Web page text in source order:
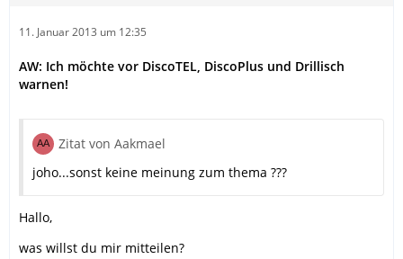
11. Januar 2013 um 12:35
AW: Ich möchte vor DiscoTEL, DiscoPlus und Drillisch
warnen!
Zitat von Aakmael
joho...sonst keine meinung zum thema ???
Hallo,
was willst du mir mitteilen?